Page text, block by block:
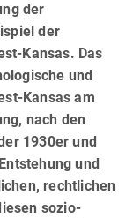
der
der
Kansas. Das
und
Kansas am
nach den
1930er und
und
rechtlichen
sozio-